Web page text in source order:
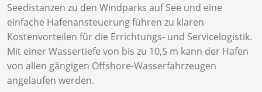
Seedistanzen zu den Windparks auf See und eine
einfache Hafenansteuerung führen zu klaren
Kostenvorteilen für die Errichtungs- und Servicelogistik.
Mit einer Wassertiefe von bis zu 10,5 m kann der Hafen
von allen gängigen Offshore-Wasserfahrzeugen
angelaufen werden.